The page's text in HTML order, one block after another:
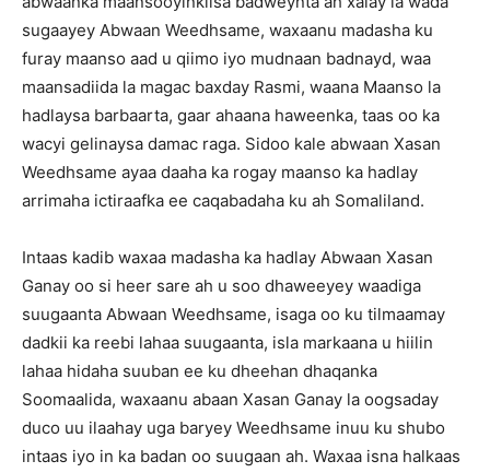
sugaayey Abwaan Weedhsame, waxaanu madasha ku
furay maanso aad u qiimo iyo mudnaan badnayd, waa
maansadiida la magac baxday Rasmi, waana Maanso la
hadlaysa barbaarta, gaar ahaana haweenka, taas oo ka
wacyi gelinaysa damac raga. Sidoo kale abwaan Xasan
Weedhsame ayaa daaha ka rogay maanso ka hadlay
arrimaha ictiraafka ee caqabadaha ku ah Somaliland.
Intaas kadib waxaa madasha ka hadlay Abwaan Xasan
Ganay oo si heer sare ah u soo dhaweeyey waadiga
suugaanta Abwaan Weedhsame, isaga oo ku tilmaamay
dadkii ka reebi lahaa suugaanta, isla markaana u hiilin
lahaa hidaha suuban ee ku dheehan dhaqanka
Soomaalida, waxaanu abaan Xasan Ganay la oogsaday
duco uu ilaahay uga baryey Weedhsame inuu ku shubo
intaas iyo in ka badan oo suugaan ah. Waxaa isna halkaas